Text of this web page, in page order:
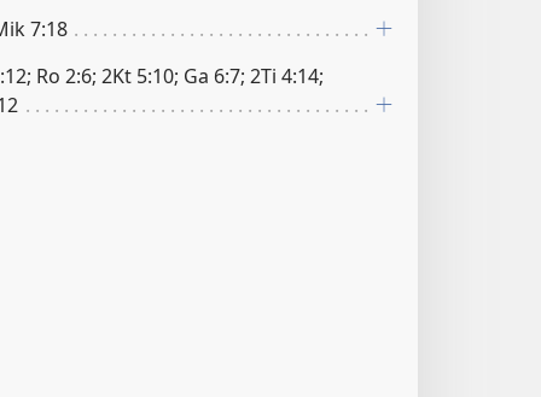
7:18
Ro 2:6; 2Kt 5:10; Ga 6:7; 2Ti 4:14;